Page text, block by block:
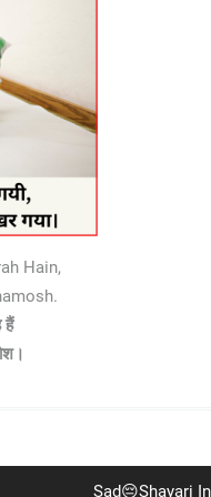
Hain,
हैं
Next
Sad😔Shayari In